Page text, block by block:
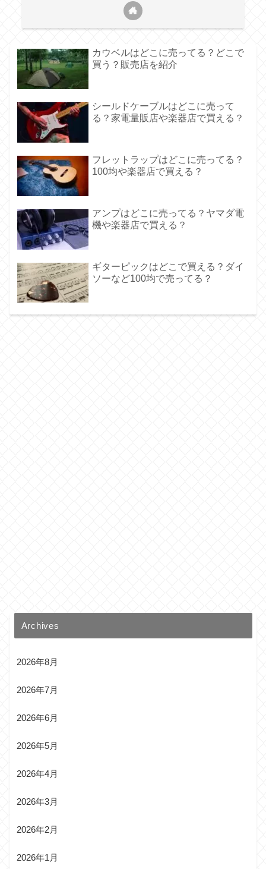
カウベルはどこに売ってる？どこで
買う？販売店を紹介
シールドケーブルはどこに売って
る？家電量販店や楽器店で買える？
フレットラップはどこに売ってる？
100均や楽器店で買える？
アンプはどこに売ってる？ヤマダ電
機や楽器店で買える？
ギターピックはどこで買える？ダイ
ソーなど100均で売ってる？
Archives
2026年8月
2026年7月
2026年6月
2026年5月
2026年4月
2026年3月
2026年2月
2026年1月